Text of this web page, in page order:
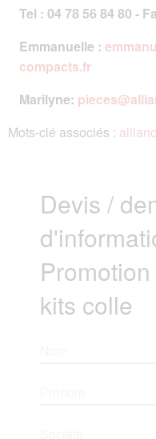
Tel : 04 78 56 84 80 -
Emmanuelle :
compacts.fr
Marilyne:
Mots-clé associés :
Devis /
kits colle